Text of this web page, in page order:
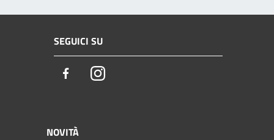
SEGUICI SU
FacebookInstagram
NOVITÀ